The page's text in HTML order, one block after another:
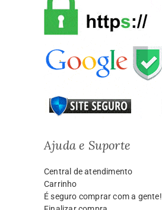
Ajuda e Suporte
Central de atendimento
Carrinho
É seguro comprar com a gente!